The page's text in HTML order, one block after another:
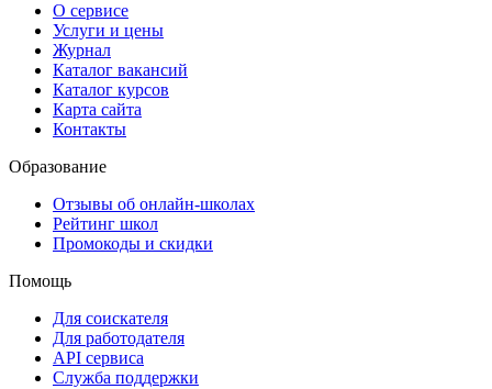
О сервисе
Услуги и цены
Журнал
Каталог вакансий
Каталог курсов
Карта сайта
Контакты
Образование
Отзывы об онлайн-школах
Рейтинг школ
Промокоды и скидки
Помощь
Для соискателя
Для работодателя
API сервиса
Служба поддержки